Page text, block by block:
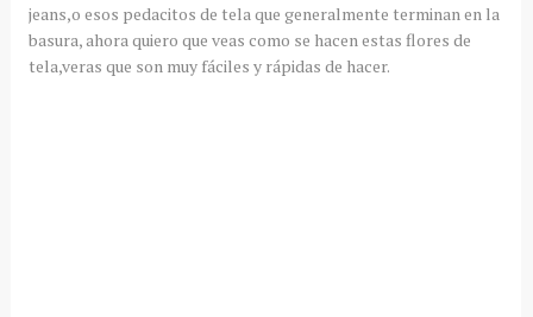
jeans,o esos pedacitos de tela que generalmente terminan en la
basura, ahora quiero que veas como se hacen estas flores de
tela,veras que son muy fáciles y rápidas de hacer.